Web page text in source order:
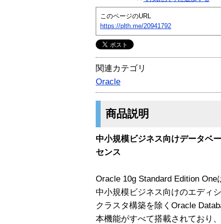
このページのURL
https://plth.me/20941792
関連カテゴリ
Oracle
商品説明
中小規模ビジネス向けデータベ
センス
Oracle 10g Standard Edition
中小規模ビジネス向けのエディ
クラスタ構築を除くOracle
本機能がすべて搭載されており